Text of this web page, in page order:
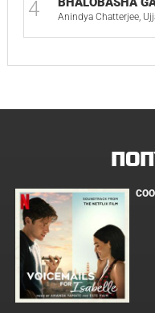
4 Anindya Chatterjee,